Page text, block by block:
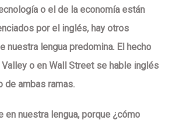
o el de la economía están
por el inglés, hay otros
nuestra lengua predomina. El hecho
o en Wall Street se hable inglés
de ambas ramas.
en nuestra lengua, porque ¿cómo